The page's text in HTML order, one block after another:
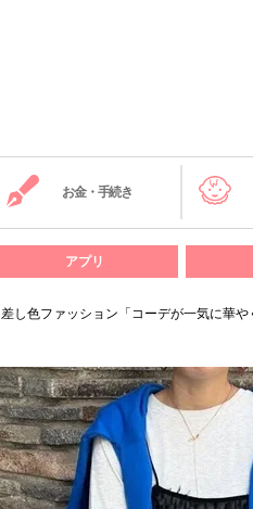
お金・手続き
アプリ
差し色ファッション「コーデが一気に華